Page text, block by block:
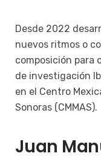
Desde 2022
nuevos ritmos o
composición para
de investigación
en el Centro
Sonoras (CMMAS).
Juan